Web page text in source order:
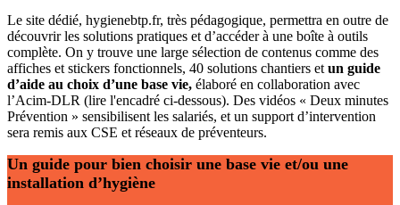
Le site dédié, hygienebtp.fr, très pédagogique, permettra en outre de
découvrir les solutions pratiques et d’accéder à une boîte à outils
complète. On y trouve une large sélection de contenus comme des
affiches et stickers fonctionnels, 40 solutions chantiers etun guide
d’aide au choix d’une base vie, élaboré en collaboration avec
l’Acim-DLR (lire l'encadré ci-dessous). Des vidéos « Deux minutes
Prévention » sensibilisent les salariés, et un support d’intervention
sera remis aux CSE et réseaux de préventeurs.
Un guide pour bien choisir une base vie et/ou une
installation d’hygiène